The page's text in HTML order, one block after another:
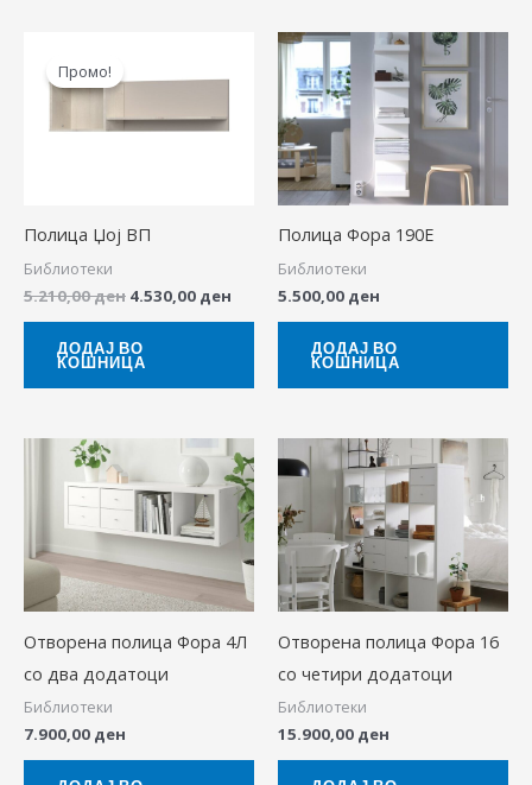
Промо!
Полица Џој ВП
Библиотеки
5.210,00ден
was:
4.530,00 ден
Current
4.530,00 ден.
ДОДАЈ ВО
КОШНИЦА
Полица Фора 190Е
Библиотеки
5.500,00 ден
ДОДАЈ ВО
КОШНИЦА
Отворена полица Фора 4Л
со два додатоци
Библиотеки
7.900,00 ден
Отворена полица Фора 16
со четири додатоци
Библиотеки
15.900,00 ден